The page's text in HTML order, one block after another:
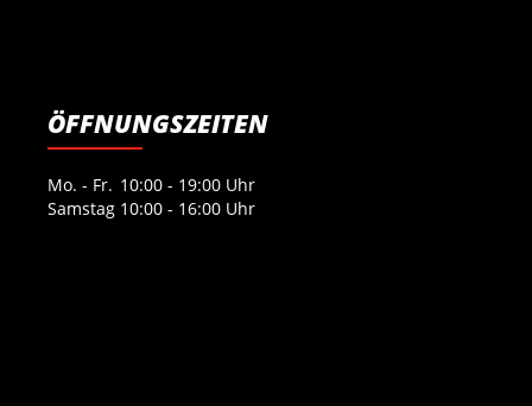
ÖFFNUNGSZEITEN
Mo. - Fr. 10:00 - 19:00 Uhr
Samstag 10:00 - 16:00 Uhr